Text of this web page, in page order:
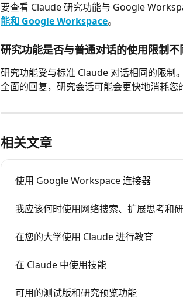
要查看 Claude 研究功能与 Google
能和 Google Workspace。
研究功能是否与普通对话的使用限制不
研究功能受与标准 Claude 对话相同的限制
全面的回复，研究会话可能会更快地消耗您
相关文章
使用 Google Workspace 连接器
我应该何时使用网络搜索、扩展思考和研
在您的大学使用 Claude 进行教育
在 Claude 中使用技能
可用的测试版和研究预览功能